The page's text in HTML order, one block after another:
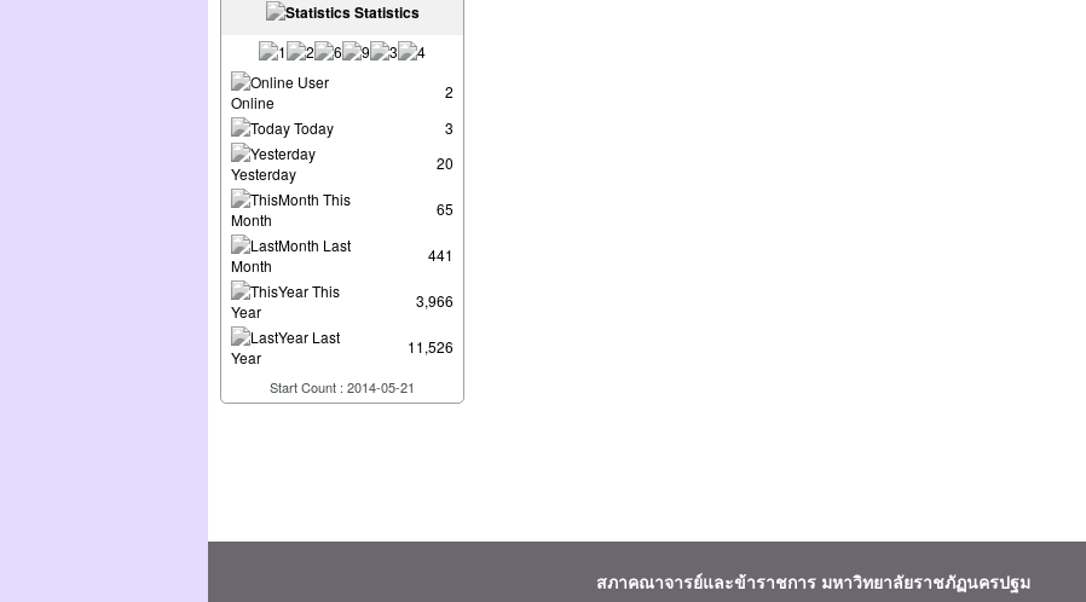
Statistics
User
Online
2
Today
3
Yesterday
20
This
Month
65
Last
Month
441
This
Year
3,966
Last
Year
11,526
Start Count : 2014-05-21
สภาคณาจารย์และข้าราชการ มหาวิทยาลัยราชภัฏนครปฐม